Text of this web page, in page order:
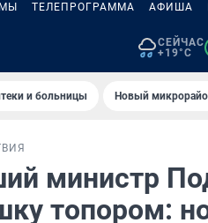
ТЕЛЕПРОГРАММА АФИША
СЕЙЧАС
+19°C
и больницы Новый
министр
топором: